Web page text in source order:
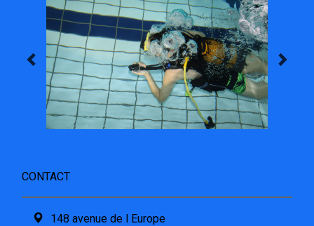
CONTACT
148 avenue de l Europe